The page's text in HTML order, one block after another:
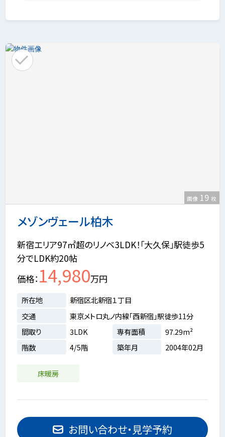
メゾンヴェール柏木
画像 19 枚
新宿エリア97㎡超のリノベ3LDK！「大久保」駅徒歩5
分でLDK約20帖
価格 14,980万円
所在地
新宿区北新宿１丁目
交通
東京メトロ丸ノ内線「西新宿」駅徒歩11分
間取り
3LDK 専有面積
97.29m²
階数
4/5階 築年月 2004年02月
床暖房
お問い合わせ・見学予約